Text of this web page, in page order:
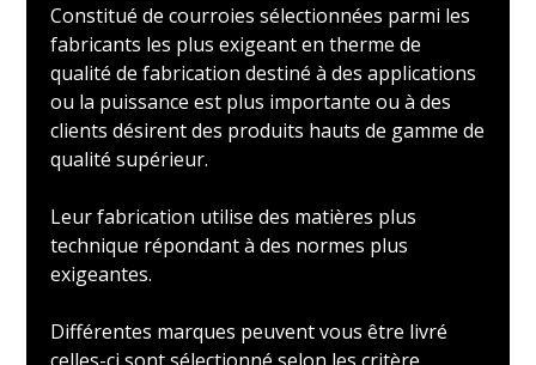
Constitué de courroies sélectionnées parmi les
fabricants les plus exigeant en therme de
qualité de fabrication destiné à des applications
ou la puissance est plus importante ou à des
clients désirent des produits hauts de gamme de
qualité supérieur.
Leur fabrication utilise des matières plus
technique répondant à des normes plus
exigeantes.
Différentes marques peuvent vous être livré